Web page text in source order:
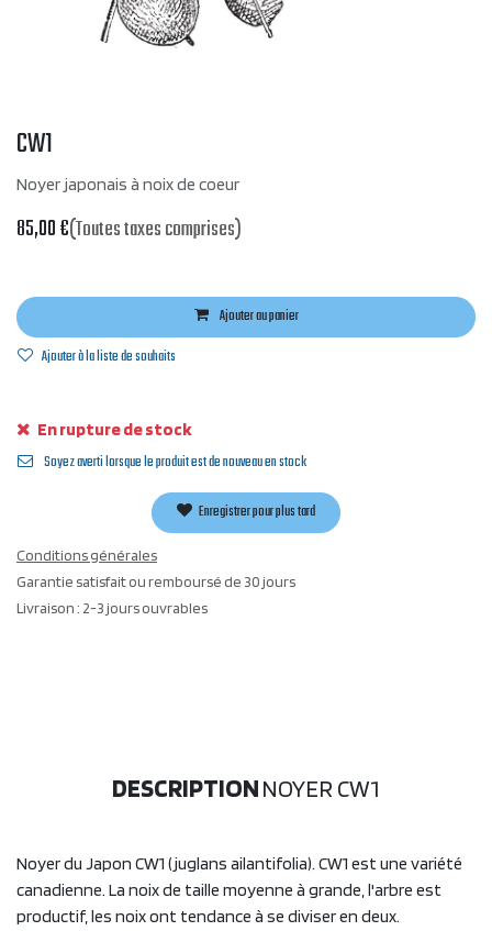
CW1
Noyer japonais à noix de coeur
85,00€(Toutes taxes comprises)
Ajouter au panier
Ajouter à la liste de souhaits
En rupture de stock
Soyez averti lorsque le produit est de nouveau en stock
Enregistrer pour plus tard
Conditions générales
Garantie satisfait ou remboursé de 30 jours
Livraison : 2-3 jours ouvrables
DESCRIPTIONNOYER CW1
Noyer du Japon CW1 (juglans ailantifolia). CW1 est une variété
canadienne. La noix de taille moyenne à grande, l'arbre est
productif, les noix ont tendance à se diviser en deux.